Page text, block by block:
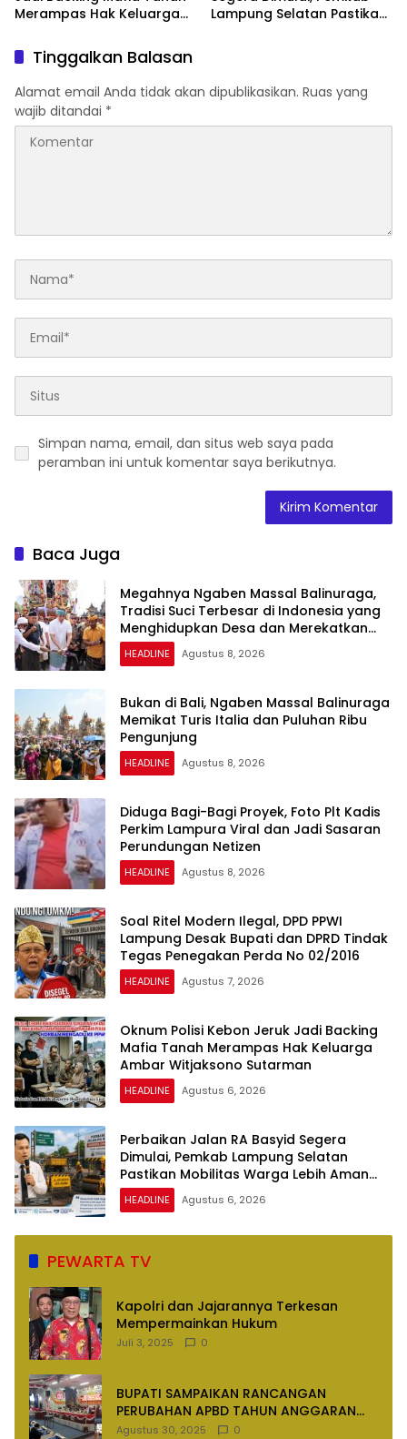
Merampas Hak Keluarga
Sutarman
Lampung Selatan Pastikan
Tinggalkan Balasan
Alamat email Anda tidak akan dipublikasikan. Ruas yang
wajib ditandai *
Simpan nama, email, dan situs web saya pada
peramban ini untuk komentar saya berikutnya.
Baca Juga
Megahnya Ngaben Massal Balinuraga,
Tradisi Suci Terbesar di Indonesia yang
Menghidupkan Desa dan Merekatkan
Ikatan Keluarga
HEADLINE Agustus 8, 2026
Bukan di Bali, Ngaben Massal Balinuraga
Memikat Turis Italia dan Puluhan Ribu
Pengunjung
HEADLINE Agustus 8, 2026
Diduga Bagi-Bagi Proyek, Foto Plt Kadis
Perkim Lampura Viral dan Jadi Sasaran
Perundungan Netizen
HEADLINE Agustus 8, 2026
Soal Ritel Modern Ilegal, DPD PPWI
Lampung Desak Bupati dan DPRD Tindak
Tegas Penegakan Perda No 02/2016
HEADLINE Agustus 7, 2026
Oknum Polisi Kebon Jeruk Jadi Backing
Mafia Tanah Merampas Hak Keluarga
Ambar Witjaksono Sutarman
HEADLINE Agustus 6, 2026
Perbaikan Jalan RA Basyid Segera
Dimulai, Pemkab Lampung Selatan
Pastikan Mobilitas Warga Lebih Aman
dan Nyaman
HEADLINE Agustus 6, 2026
PEWARTA TV
Kapolri dan Jajarannya Terkesan
Mempermainkan Hukum
Juli 3, 2025 0
BUPATI SAMPAIKAN RANCANGAN
PERUBAHAN APBD TAHUN ANGGARAN
2025
Agustus 30, 2025 0